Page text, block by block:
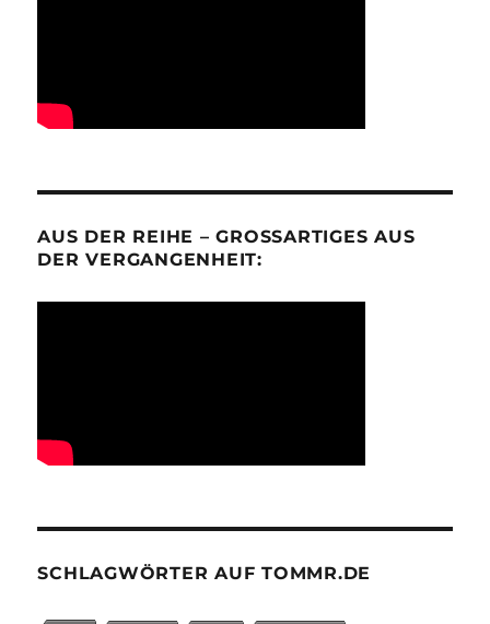
AUS DER REIHE – GROSSARTIGES AUS D
ER VERGANGENHEIT:
SCHLAGWÖRTER AUF TOMMR.DE